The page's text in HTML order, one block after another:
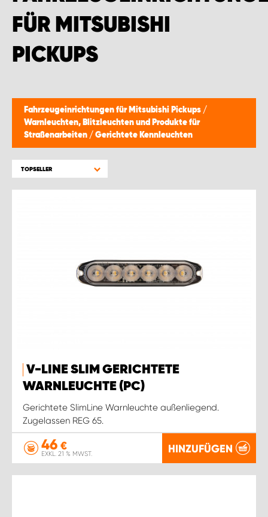
FÜR MITSUBISHI
PICKUPS
Fahrzeugeinrichtungen für Mitsubishi Pickups /
Warnleuchten, Blitzleuchten und Produkte für
Straßenarbeiten / Gerichtete Kennleuchten
TOPSELLER
V-LINE SLIM GERICHTETE
WARNLEUCHTE (PC)
Gerichtete SlimLine Warnleuchte außenliegend.
Zugelassen REG 65.
46 €
EXKL. 21 % MWST. HINZUFÜGEN
WORK SYSTEM WORK SYSTEM BRÜGGE